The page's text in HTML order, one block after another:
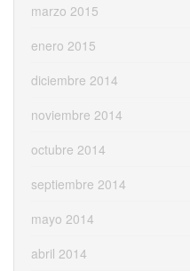
marzo 2015
enero 2015
diciembre 2014
noviembre 2014
octubre 2014
septiembre 2014
mayo 2014
abril 2014